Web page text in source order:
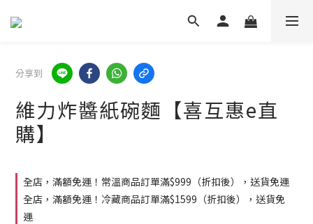
分享到
維力炸醬紙碗麵【喜互惠e直
購】
全店，滿額免運！常溫商品訂單滿$999（折扣後），送貨免運
全店，滿額免運！冷藏商品訂單滿$1599（折扣後），送貨免
運